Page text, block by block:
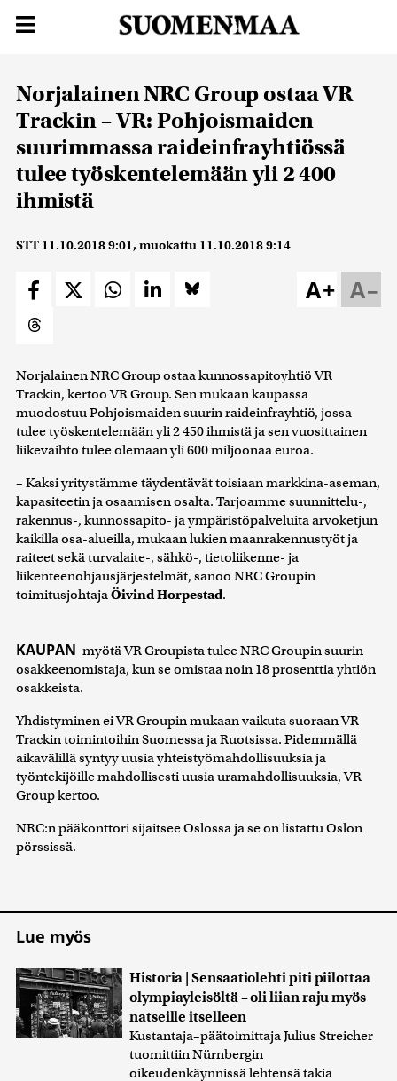
Norjalainen NRC Group ostaa VR
Trackin – VR: Pohjoismaiden
suurimmassa raideinfrayhtiössä
tulee työskentelemään yli 2 400
ihmistä
STT 11.10.2018 9:01, muokattu 11.10.2018 9:14
A–
A+
Norjalainen NRC Group ostaa kunnossapitoyhtiö VR
Trackin, kertoo VR Group. Sen mukaan kaupassa
muodostuu Pohjoismaiden suurin raideinfrayhtiö, jossa
tulee työskentelemään yli 2 450 ihmistä ja sen vuosittainen
liikevaihto tulee olemaan yli 600 miljoonaa euroa.
– Kaksi yritystämme täydentävät toisiaan markkina-aseman,
kapasiteetin ja osaamisen osalta. Tarjoamme suunnittelu-,
rakennus-, kunnossapito- ja ympäristöpalveluita arvoketjun
kaikilla osa-alueilla, mukaan lukien maanrakennustyöt ja
raiteet sekä turvalaite-, sähkö-, tietoliikenne- ja
liikenteenohjausjärjestelmät, sanoo NRC Groupin
toimitusjohtajaÖivind Horpestad.
KAUPAN myötä VR Groupista tulee NRC Groupin suurin
osakkeenomistaja, kun se omistaa noin 18 prosenttia yhtiön
osakkeista.
Yhdistyminen ei VR Groupin mukaan vaikuta suoraan VR
Trackin toimintoihin Suomessa ja Ruotsissa. Pidemmällä
aikavälillä syntyy uusia yhteistyömahdollisuuksia ja
työntekijöille mahdollisesti uusia uramahdollisuuksia, VR
Group kertoo.
NRC:n pääkonttori sijaitsee Oslossa ja se on listattu Oslon
pörssissä.
Lue myös
Historia | Sensaatiolehti piti piilottaa
olympiayleisöltä – oli liian raju myös
natseille itselleen
Kustantaja–päätoimittaja Julius Streicher
tuomittiin Nürnbergin
oikeudenkäynnissä lehtensä takia